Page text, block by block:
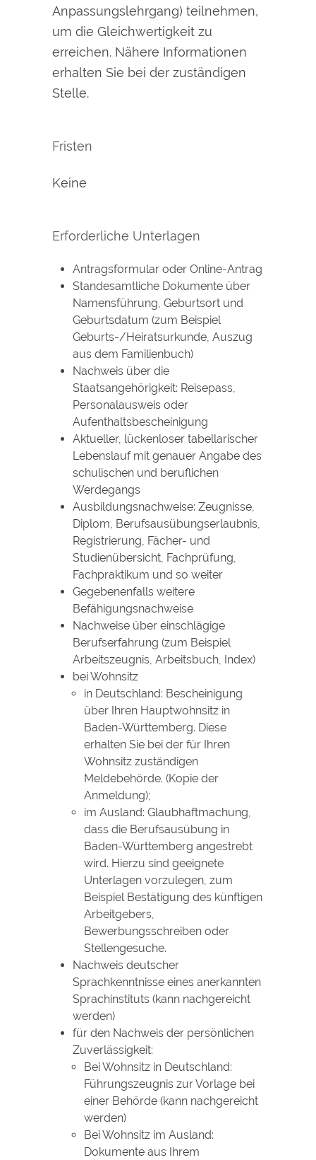
Anpassungslehrgang) teilnehmen,
um die Gleichwertigkeit zu
erreichen. Nähere Informationen
erhalten Sie bei der zuständigen
Stelle.
Fristen
Keine
Erforderliche Unterlagen
Antragsformular oder Online-Antrag
Standesamtliche Dokumente über
Namensführung, Geburtsort und
Geburtsdatum (zum Beispiel
Geburts-/Heiratsurkunde, Auszug
aus dem Familienbuch)
Nachweis über die
Staatsangehörigkeit: Reisepass,
Personalausweis oder
Aufenthaltsbescheinigung
Aktueller, lückenloser tabellarischer
Lebenslauf mit genauer Angabe des
schulischen und beruflichen
Werdegangs
Ausbildungsnachweise: Zeugnisse,
Diplom, Berufsausübungserlaubnis,
Registrierung, Fächer- und
Studienübersicht, Fachprüfung,
Fachpraktikum und so weiter
Gegebenenfalls weitere
Befähigungsnachweise
Nachweise über einschlägige
Berufserfahrung (zum Beispiel
Arbeitszeugnis, Arbeitsbuch, Index)
bei Wohnsitz
in Deutschland: Bescheinigung
über Ihren Hauptwohnsitz in
Baden-Württemberg. Diese
erhalten Sie bei der für Ihren
Wohnsitz zuständigen
Meldebehörde. (Kopie der
Anmeldung);
im Ausland: Glaubhaftmachung,
dass die Berufsausübung in
Baden-Württemberg angestrebt
wird. Hierzu sind geeignete
Unterlagen vorzulegen, zum
Beispiel Bestätigung des künftigen
Arbeitgebers,
Bewerbungsschreiben oder
Stellengesuche.
Nachweis deutscher
Sprachkenntnisse eines anerkannten
Sprachinstituts (kann nachgereicht
werden)
für den Nachweis der persönlichen
Zuverlässigkeit:
Bei Wohnsitz in Deutschland:
Führungszeugnis zur Vorlage bei
einer Behörde (kann nachgereicht
werden)
Bei Wohnsitz im Ausland:
Dokumente aus Ihrem